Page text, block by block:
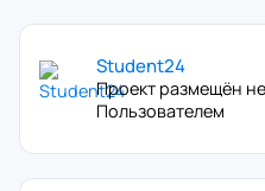
Student24
Проект размещён
Пользователем